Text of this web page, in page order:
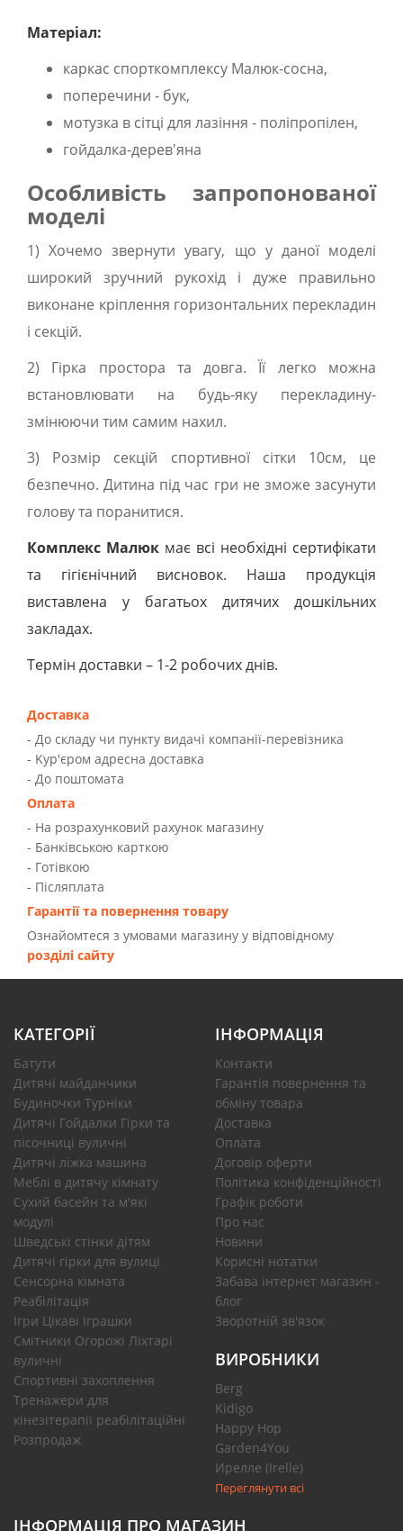
Матеріал:
каркас спорткомплексу Малюк-сосна,
поперечини - бук,
мотузка в сітці для лазіння - поліпропілен,
гойдалка-дерев'яна
Особливість запропонованої
моделі
1) Хочемо звернути увагу, що у даної моделі
широкий зручний рукохід і дуже правильно
виконане кріплення горизонтальних перекладин
і секцій.
2) Гірка простора та довга. Її легко можна
встановлювати на будь-яку перекладину-
змінюючи тим самим нахил.
3) Розмір секцій спортивної сітки 10см, це
безпечно. Дитина під час гри не зможе засунути
голову та поранитися.
Комплекс Малюк має всі необхідні сертифікати
та гігієнічний висновок. Наша продукція
виставлена у багатьох дитячих дошкільних
закладах.
Термін доставки – 1-2 робочих днів.
Доставка
- До складу чи пункту видачі компанії-перевізника
- Kур'єром адресна доставка
- До поштомата
Оплата
- На розрахунковий рахунок магазину
- Банківською карткою
- Готівкою
- Післяплата
Гарантії та повернення товару
Ознайомтеся з умовами магазину у відповідному
розділі сайту
КАТЕГОРІЇ
Батути
Дитячі майданчики
Будиночки Турніки
Дитячі Гойдалки Гірки та
пісочниці вуличні
Дитячі ліжка машина
Меблі в дитячу кімнату
Сухий басейн та м'які
модулі
Шведські стінки дітям
Дитячі гірки для вулиці
Сенсорна кімната
Реабілітація
Ігри Цікаві Іграшки
Смітники Огорожі Ліхтарі
вуличні
Спортивні захоплення
Тренажери для
кінезітерапії реабілітаційні
Розпродаж
ІНФОРМАЦІЯ
Контакти
Гарантія повернення та
обміну товара
Доставка
Оплата
Договір оферти
Політика конфіденційності
Графік роботи
Про нас
Новини
Корисні нотатки
Забава інтернет магазин -
блог
Зворотній зв'язок
ВИРОБНИКИ
Berg
Kidigo
Happy Hop
Garden4You
Ирелле (Irelle)
Переглянути всі
ІНФОРМАЦІЯ ПРО МАГАЗИН